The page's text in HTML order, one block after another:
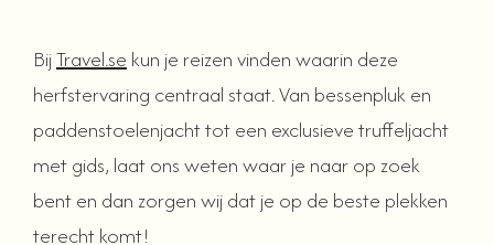
BijTravel.se kun je reizen vinden waarin deze
herfstervaring centraal staat. Van bessenpluk en
paddenstoelenjacht tot een exclusieve truffeljacht
met gids, laat ons weten waar je naar op zoek
bent en dan zorgen wij dat je op de beste plekken
terecht komt!